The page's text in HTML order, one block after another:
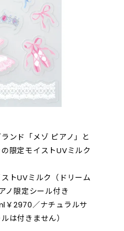
ンド「メゾ ピアノ」と
限定モイストUVミルク
トUVミルク（ドリーム
ノ限定シール付き
￥2970／ナチュラルサ
は付きません）